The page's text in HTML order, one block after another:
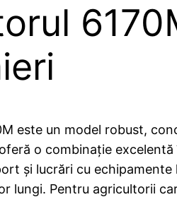
este un model robust,
o combinație
și lucrări cu
lungi. Pentru agricultorii